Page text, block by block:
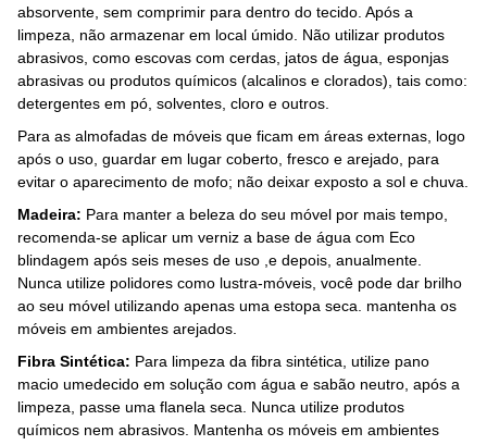
absorvente, sem comprimir para dentro do tecido. Após a
limpeza, não armazenar em local úmido. Não utilizar produtos
abrasivos, como escovas com cerdas, jatos de água, esponjas
abrasivas ou produtos químicos (alcalinos e clorados), tais como:
detergentes em pó, solventes, cloro e outros.
Para as almofadas de móveis que ficam em áreas externas, logo
após o uso, guardar em lugar coberto, fresco e arejado, para
evitar o aparecimento de mofo; não deixar exposto a sol e chuva.
Madeira: Para manter a beleza do seu móvel por mais tempo,
recomenda-se aplicar um verniz a base de água com Eco
blindagem após seis meses de uso ,e depois, anualmente.
Nunca utilize polidores como lustra-móveis, você pode dar brilho
ao seu móvel utilizando apenas uma estopa seca. mantenha os
móveis em ambientes arejados.
Fibra Sintética: Para limpeza da fibra sintética, utilize pano
macio umedecido em solução com água e sabão neutro, após a
limpeza, passe uma flanela seca. Nunca utilize produtos
químicos nem abrasivos. Mantenha os móveis em ambientes